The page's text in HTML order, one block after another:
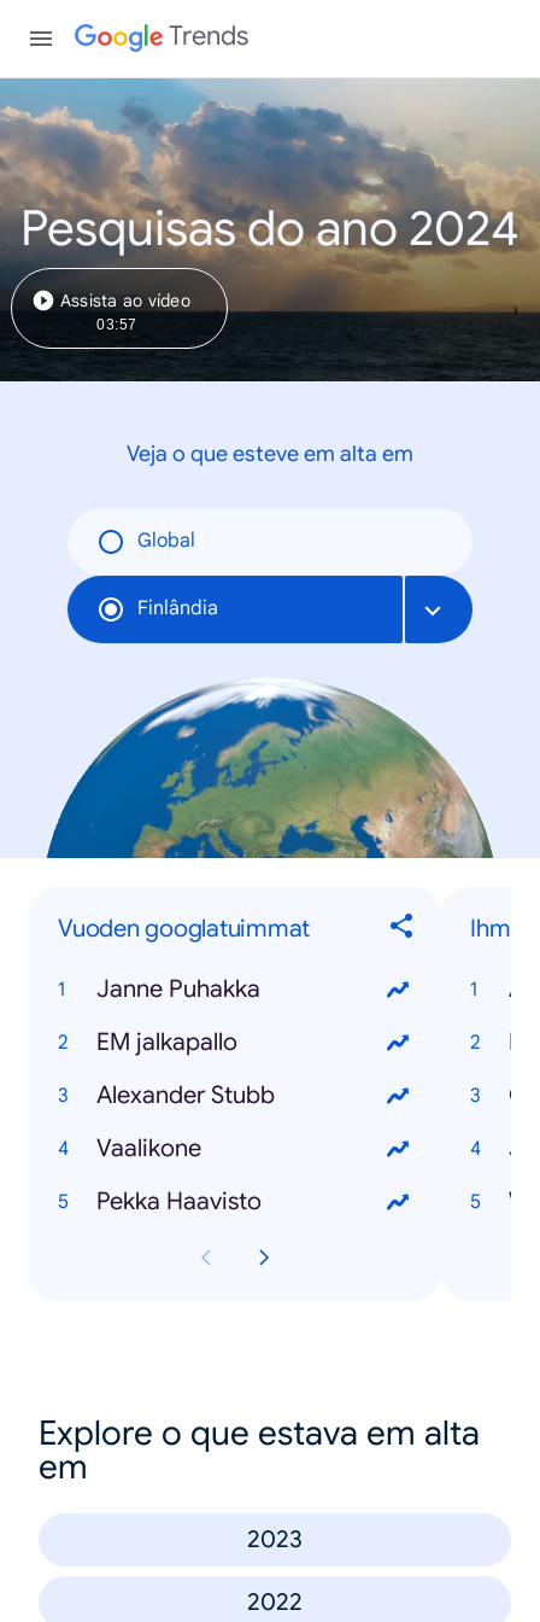
Trends
Pesquisas do ano 2024
Assista ao vídeo
03:57
Veja o que esteve em alta em
Global
Finlândia
Vuoden googlatuimmat
Janne Puhakka
EM jalkapallo
Alexander Stubb
Vaalikone
Pekka Haavisto
Explore o que estava em alta
em
2023
2022